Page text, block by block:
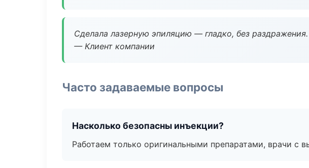
Сделала лазерную эпиляцию — гладко, без
— Клиент компании
Часто задаваемые вопросы
Насколько безопасны инъекции?
Работаем только оригинальными препаратами, врачи с